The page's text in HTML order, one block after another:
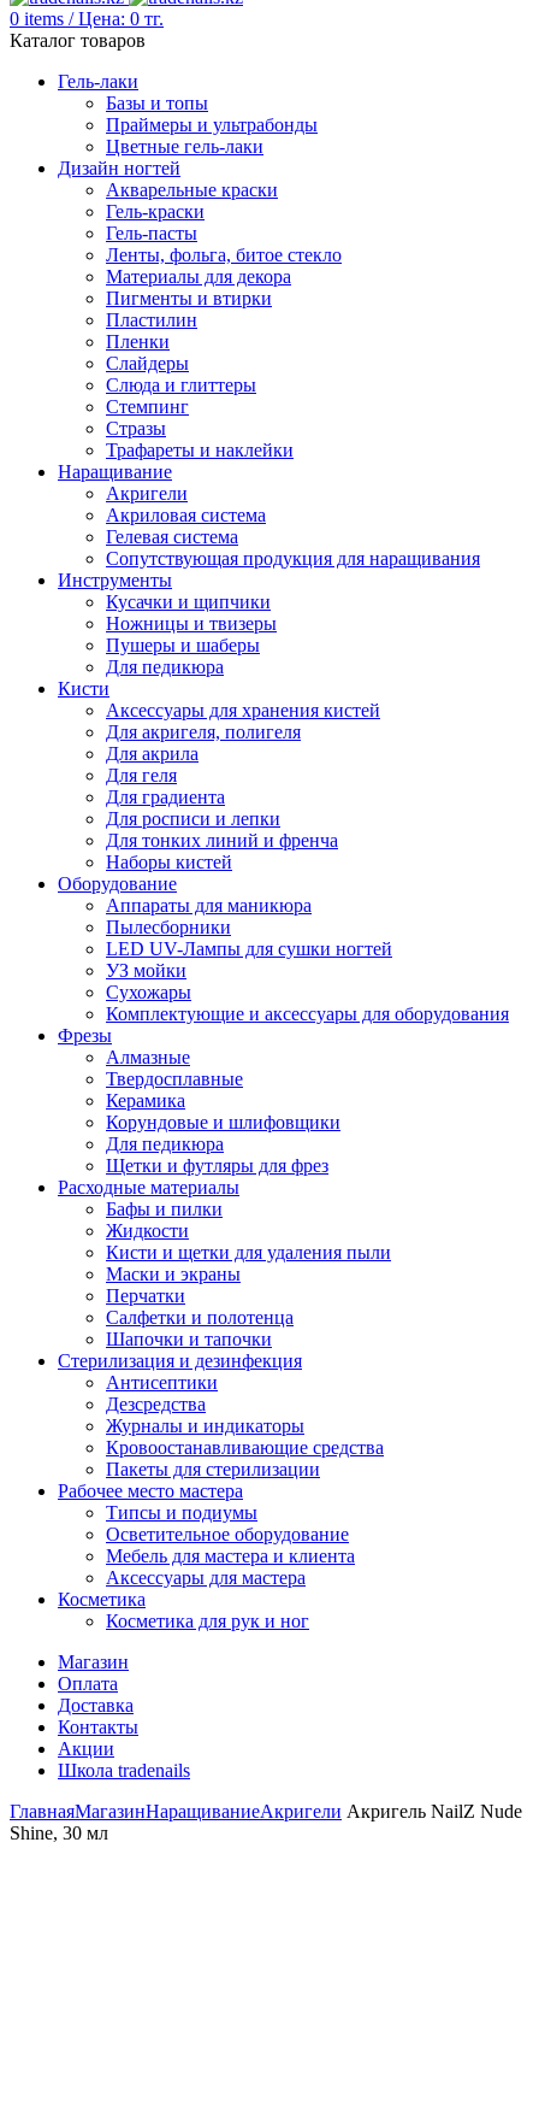
0 items / Цена: 0 тг.
Каталог товаров
Гель-лаки
Базы и топы
Праймеры и ультрабонды
Цветные гель-лаки
Дизайн ногтей
Акварельные краски
Гель-краски
Гель-пасты
Ленты, фольга, битое стекло
Материалы для декора
Пигменты и втирки
Пластилин
Пленки
Слайдеры
Слюда и глиттеры
Стемпинг
Стразы
Трафареты и наклейки
Наращивание
Акригели
Акриловая система
Гелевая система
Сопутствующая продукция для наращивания
Инструменты
Кусачки и щипчики
Ножницы и твизеры
Пушеры и шаберы
Для педикюра
Кисти
Аксессуары для хранения кистей
Для акригеля, полигеля
Для акрила
Для геля
Для градиента
Для росписи и лепки
Для тонких линий и френча
Наборы кистей
Оборудование
Аппараты для маникюра
Пылесборники
LED UV-Лампы для сушки ногтей
УЗ мойки
Сухожары
Комплектующие и аксессуары для оборудования
Фрезы
Алмазные
Твердосплавные
Керамика
Корундовые и шлифовщики
Для педикюра
Щетки и футляры для фрез
Расходные материалы
Бафы и пилки
Жидкости
Кисти и щетки для удаления пыли
Маски и экраны
Перчатки
Салфетки и полотенца
Шапочки и тапочки
Стерилизация и дезинфекция
Антисептики
Дезсредства
Журналы и индикаторы
Кровоостанавливающие средства
Пакеты для стерилизации
Рабочее место мастера
Типсы и подиумы
Осветительное оборудование
Мебель для мастера и клиента
Аксессуары для мастера
Косметика
Косметика для рук и ног
Магазин
Оплата
Доставка
Контакты
Акции
Школа tradenails
ГлавнаяМагазинНаращиваниеАкригели Акригель NailZ Nude
Shine, 30 мл